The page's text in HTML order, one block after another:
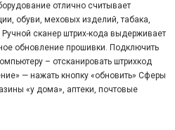
отлично считывает
обуви, меховых изделий, табака,
сканер штрих-кода выдерживает
обновление прошивки. Подключить
– отсканировать штрихкод
— нажать кнопку «обновить» Сферы
«у дома», аптеки, почтовые